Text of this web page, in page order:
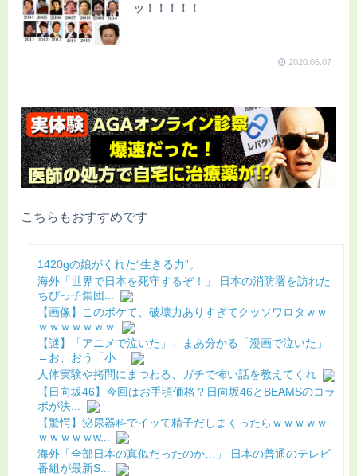
ッ！！！！！
2020.06.07
こちらもおすすめです
1420gの娘がくれた“生きる力”。
海外「世界で日本を死守するぞ！」 日本の消防署を訪れた
ちびっ子集団...
【画像】このボケて、破壊力ありすぎてクッソワロタｗｗ
ｗｗｗｗｗｗｗ
【謎】「アニメで泣いた」←まあ分かる「漫画で泣いた」
←お、おう「小...
人体実験や拷問にまつわる、ガチで怖い話を教えてくれ
【日向坂46】今回はお手頃価格？日向坂46とBEAMSのコラ
ボが決...
【驚愕】泌尿器科でイッて精子だしまくったらｗｗｗｗｗ
ｗｗｗｗｗw...
海外「全部日本の真似だったのか…」 日本の普通のテレビ
番組が最新S...